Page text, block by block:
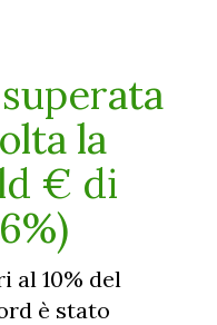
la
€ di
al 10% del
è stato